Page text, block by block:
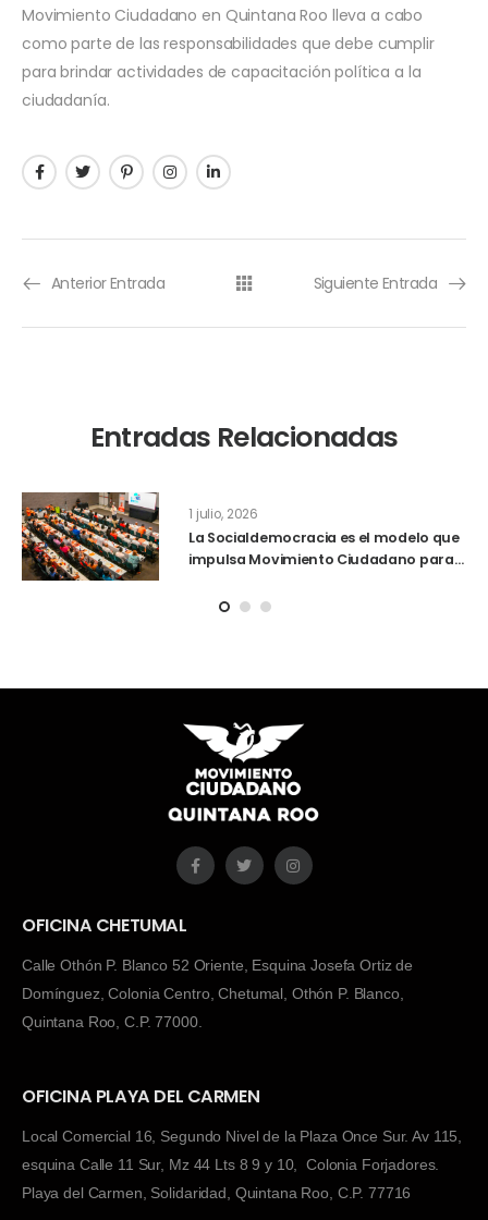
Movimiento Ciudadano en Quintana Roo lleva a cabo
como parte de las responsabilidades que debe cumplir
para brindar actividades de capacitación política a la
ciudadanía.
Anterior Entrada Siguiente Entrada
Entradas Relacionadas
1 julio, 2026
La Socialdemocracia es el modelo que
impulsa Movimiento Ciudadano para
Roo, señala el Dr. Pech
OFICINA CHETUMAL
Calle Othón P. Blanco 52 Oriente, Esquina Josefa Ortiz de
Domínguez, Colonia Centro, Chetumal, Othón P. Blanco,
Quintana Roo, C.P. 77000.
OFICINA PLAYA DEL CARMEN
Local Comercial 16, Segundo Nivel de la Plaza Once Sur. Av 115,
esquina Calle 11 Sur, Mz 44 Lts 8 9 y 10, Colonia Forjadores.
Playa del Carmen, Solidaridad, Quintana Roo, C.P. 77716